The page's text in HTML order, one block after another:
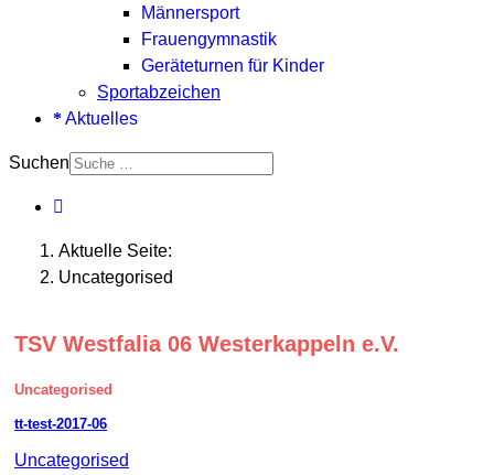
Männersport
Frauengymnastik
Geräteturnen für Kinder
Sportabzeichen
Aktuelles
Suchen
Aktuelle Seite:
Uncategorised
TSV Westfalia 06 Westerkappeln e.V.
Uncategorised
tt-test-2017-06
Uncategorised